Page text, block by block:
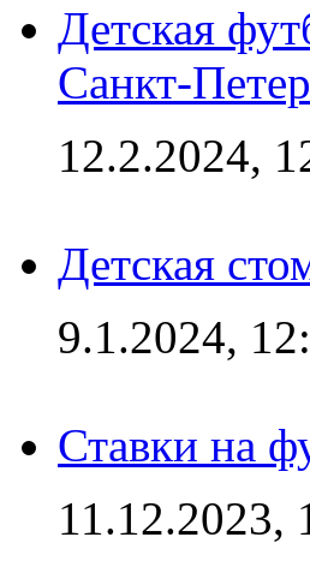
Детская
Санкт-
12.2.2024,
Детская
9.1.2024,
Ставки на
11.12.2023,